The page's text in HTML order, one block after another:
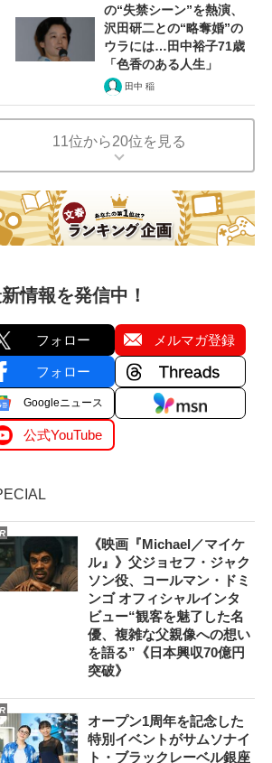
の“失禁シーン”を熱演、
沢田研二との“略奪婚”の
ウラには…田中裕子71歳
「色香のある人生」
田中 稲
11位から20位を見る
情報を発信中！
フォロー メルマガ登録
フォロー
Googleニュース
公式YouTube
《映画『Michael／マイケ
ル』》父ジョセフ・ジャク
ソン役、コールマン・ドミ
ンゴ オフィシャルインタ
ビュー“観客を魅了した名
優、複雑な父親像への想い
を語る”《日本興収70億円
突破》
オープン1周年を記念した
特別イベントがサムソナイ
ト・ブラックレーベル銀座